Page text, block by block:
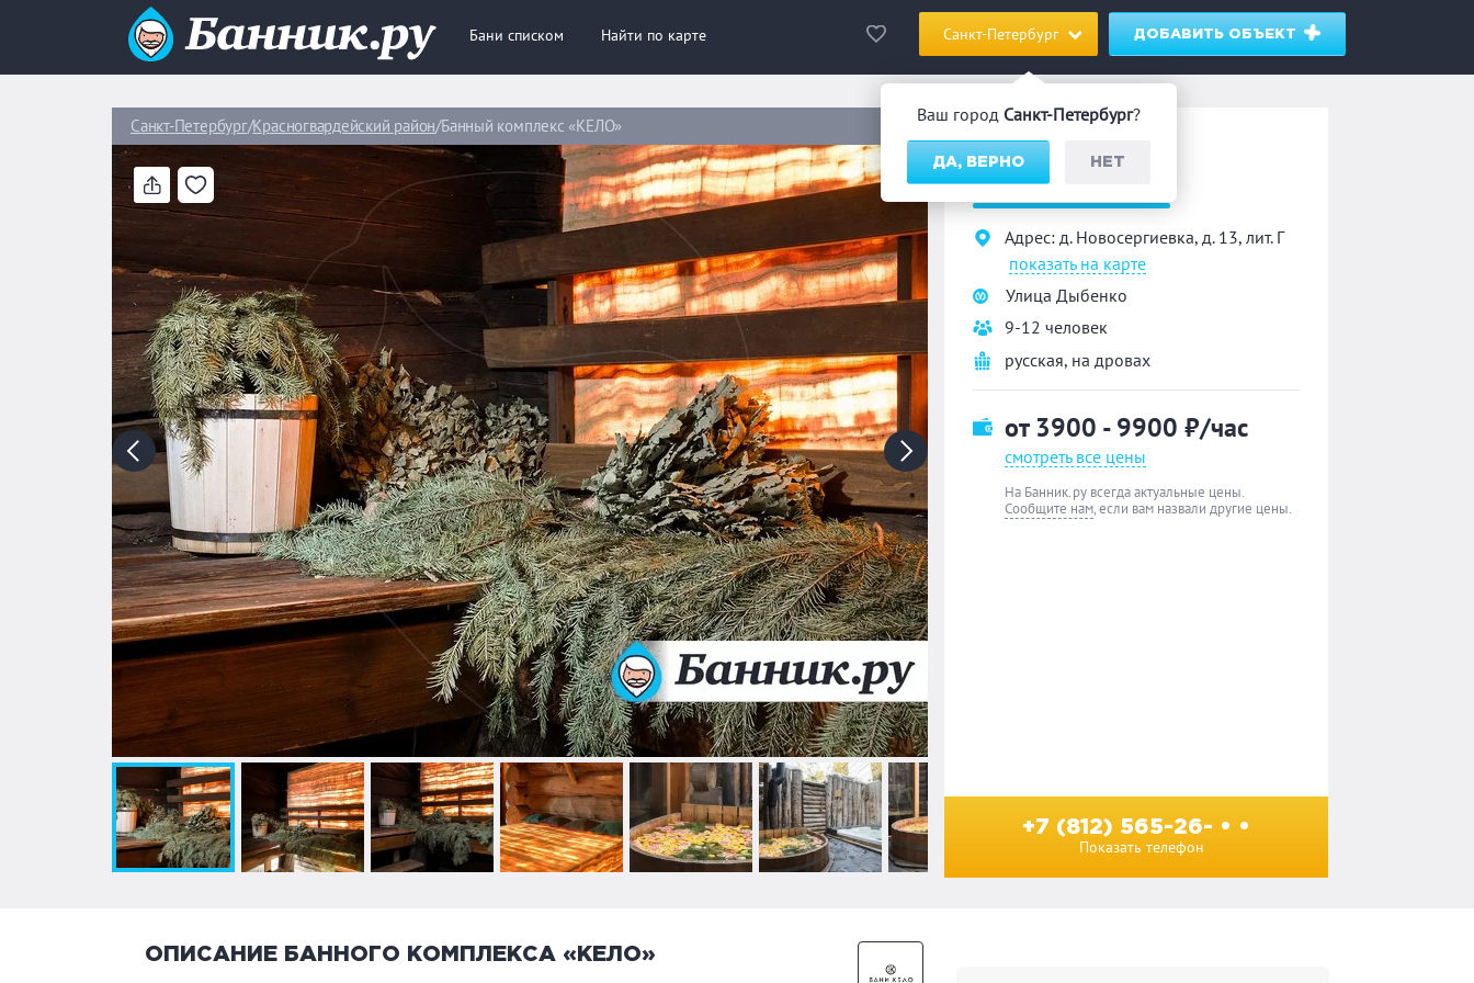
Бани списком Найти по карте Санкт-Петербург
Ваш город Санкт-Петербург?
ДА, ВЕРНО НЕТ
ДОБАВИТЬ ОБЪЕКТ
Санкт-Петербург Красногвардейский район Банный комплекс «КЕЛО»
Банный комплекс
«КЕЛО»
Адрес: д. Новосергиевка, д. 13, лит. Г
показать на карте
Улица Дыбенко
9-12 человек
русская, на дровах
от 3900 - 9900 ₽/час
смотреть все цены
На Банник.ру всегда актуальные цены.
Сообщите нам, если вам назвали другие цены.
+7 (812) 565-26- • •
Показать телефон
ОПИСАНИЕ БАННОГО КОМПЛЕКСА «КЕЛО»